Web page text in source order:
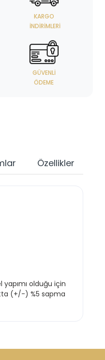
KARGO
İNDIRIMLERI
GÜVENLI
ÖDEME
Özellikler
olduğu için
(+/-) %5 sapma